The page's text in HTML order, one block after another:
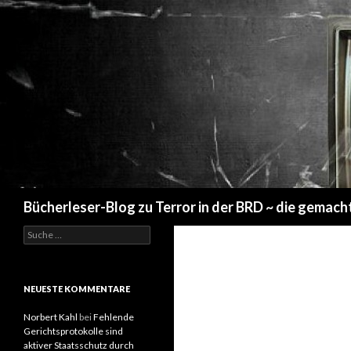
Bücherleser-Blog zu Terror in der BRD ~ die
u
e
a
c
h
NEUESTE KOMMENTARE
Norbert Kahl beiFehlende
Gerichtsprotokolle sind
aktiver Staatsschutz durch